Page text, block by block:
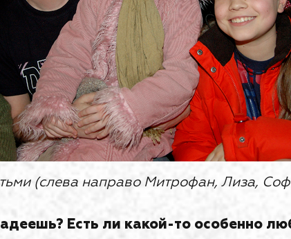
(слева направо Митрофан, Лиза,
Есть ли какой-то особенно